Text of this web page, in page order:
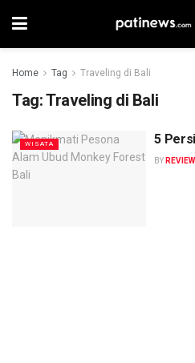
Home Tag Traveling di Bali
Tag:Traveling di Bali
WISATA 5
BY REVIEW